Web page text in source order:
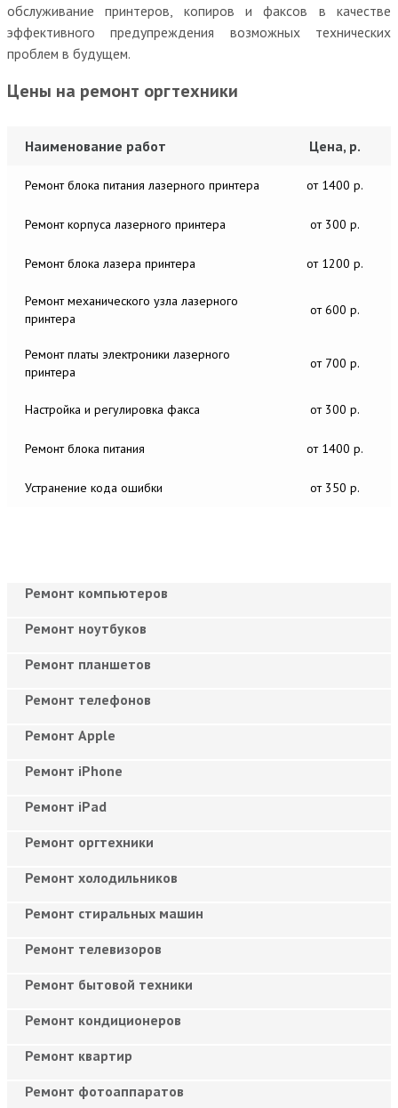
обслуживание принтеров, копиров и факсов в качестве
эффективного предупреждения возможных технических
проблем в будущем.
Цены на ремонт оргтехники
Наименование работ Цена, р.
Ремонт блока питания лазерного принтера от 1400 р.
Ремонт корпуса лазерного принтера от 300 р.
Ремонт блока лазера принтера от 1200 р.
Ремонт механического узла лазерного
принтера
от 600 р.
Ремонт платы электроники лазерного
принтера
от 700 р.
Настройка и регулировка факса от 300 р.
Ремонт блока питания от 1400 р.
Устранение кода ошибки от 350 р.
Ремонт компьютеров
Ремонт ноутбуков
Ремонт планшетов
Ремонт телефонов
Ремонт Apple
Ремонт iPhone
Ремонт iPad
Ремонт оргтехники
Ремонт холодильников
Ремонт стиральных машин
Ремонт телевизоров
Ремонт бытовой техники
Ремонт кондиционеров
Ремонт квартир
Ремонт фотоаппаратов